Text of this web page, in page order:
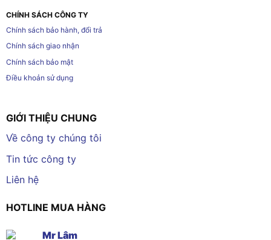
CHÍNH SÁCH CÔNG TY
Chính sách bảo hành, đổi trả
Chính sách giao nhận
Chính sách bảo mật
Điều khoản sử dụng
GIỚI THIỆU CHUNG
Về công ty chúng tôi
Tin tức công ty
Liên hệ
HOTLINE MUA HÀNG
Mr Lâm